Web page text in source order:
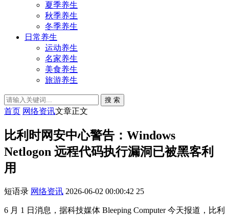
夏季养生
秋季养生
冬季养生
日常养生
运动养生
名家养生
美食养生
旅游养生
搜 索
首页 网络资讯文章正文
比利时网安中心警告：Windows
Netlogon 远程代码执行漏洞已被黑客利
用
短语录 网络资讯 2026-06-02 00:00:42 25
6 月 1 日消息，据科技媒体 Bleeping Computer 今天报道，比利